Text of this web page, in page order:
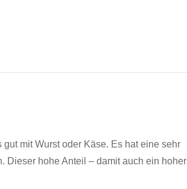
mit Wurst oder Käse. Es hat eine sehr
Dieser hohe Anteil – damit auch ein hoher